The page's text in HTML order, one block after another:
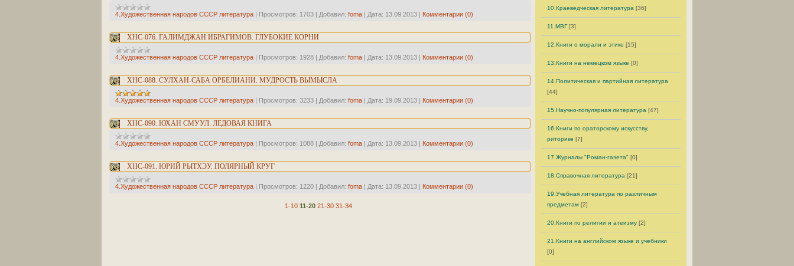
4.Художественная народов СССР литература | Просмотров: 1703 | Добавил: foma | Дата: 13.09.2013 | Комментарии (0)
ХНС-076. ГАЛИМДЖАН ИБРАГИМОВ. ГЛУБОКИЕ КОРНИ
4.Художественная народов СССР литература | Просмотров: 1928 | Добавил: foma | Дата: 13.09.2013 | Комментарии (0)
ХНС-088. СУЛХАН-САБА ОРБЕЛИАНИ. МУДРОСТЬ ВЫМЫСЛА
4.Художественная народов СССР литература | Просмотров: 3233 | Добавил: foma | Дата: 19.09.2013 | Комментарии (0)
ХНС-090. ЮХАН СМУУЛ. ЛЕДОВАЯ КНИГА
4.Художественная народов СССР литература | Просмотров: 1088 | Добавил: foma | Дата: 13.09.2013 | Комментарии (0)
ХНС-091. ЮРИЙ РЫТХЭУ. ПОЛЯРНЫЙ КРУГ
4.Художественная народов СССР литература | Просмотров: 1220 | Добавил: foma | Дата: 13.09.2013 | Комментарии (0)
1-10 11-20 21-30 31-34
10.Краеведческая литература [36]
11.МВГ [3]
12.Книги о морали и этике [15]
13.Книги на немецком языке [0]
14.Политическая и партийная литература
[44]
15.Научно-популярная литература [47]
16.Книги по ораторскому искусству,
риторике [7]
17.Журналы "Роман-газета" [0]
18.Справочная литература [21]
19.Учебная литература по различным
предметам [2]
20.Книги по религии и атеизму [2]
21.Книги на английском языке и учебники
[0]